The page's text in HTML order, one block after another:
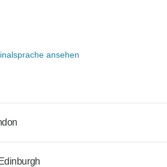
ansehen